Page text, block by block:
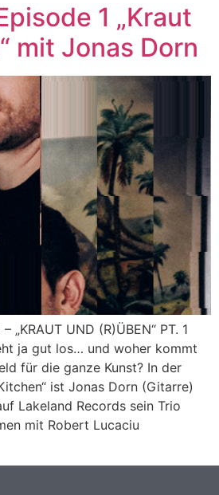
1 „Kraut
mit Jonas Dorn
„KRAUT UND (R)ÜBEN“ PT. 1
ja gut los… und woher kommt
für die ganze Kunst? In der
ist Jonas Dorn (Gitarre)
Lakeland Records sein Trio
mit Robert Lucaciu